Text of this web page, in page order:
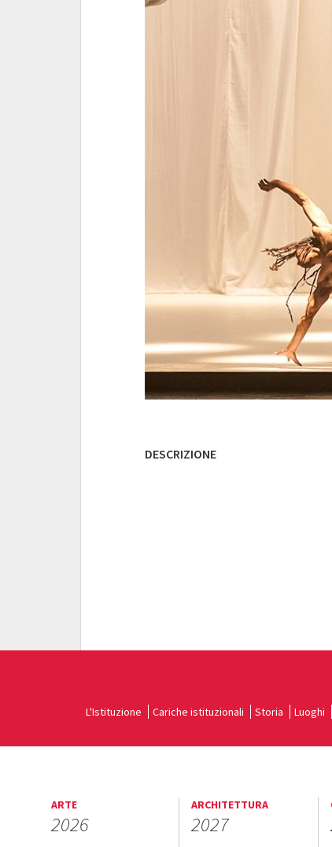
DESCRIZIONE
L'Istituzione Cariche istituzionali Storia Luoghi
ARTE
2026
ARCHITETTURA
2027